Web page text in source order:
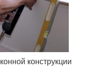
конструкции